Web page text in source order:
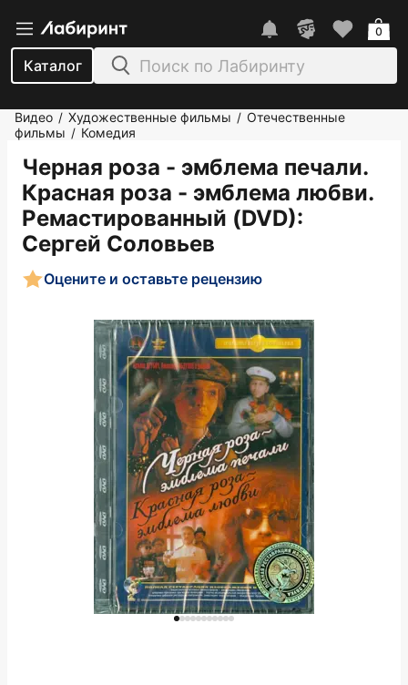
Каталог
0
Видео / Художественные фильмы / Отечественные
фильмы / Комедия
Черная роза - эмблема печали.
Красная роза - эмблема любви.
Ремастированный (DVD):
Сергей Соловьев
Оцените и оставьте рецензию